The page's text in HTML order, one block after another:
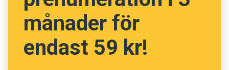
månader för
endast 59 kr!